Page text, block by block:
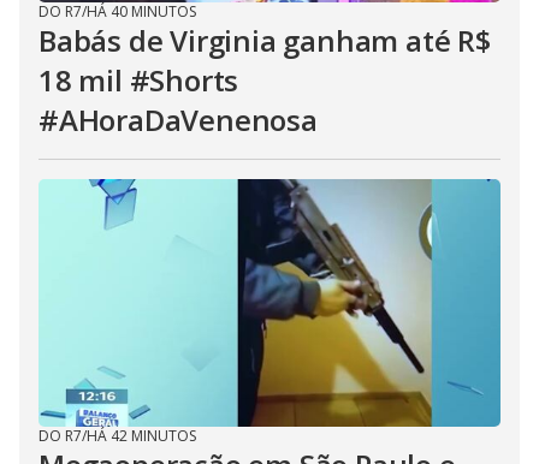
DO R7/HÁ 40 MINUTOS
Babás de Virginia ganham até R$
18 mil #Shorts
#AHoraDaVenenosa
DO R7/HÁ 42 MINUTOS